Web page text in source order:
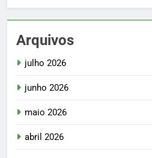
Arquivos
julho 2026
junho 2026
maio 2026
abril 2026